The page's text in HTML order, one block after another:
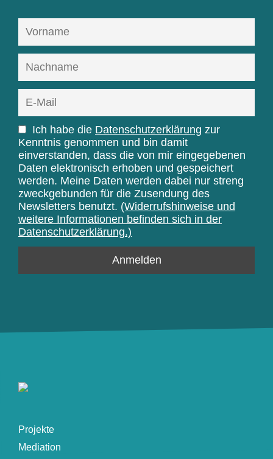
Ich habe die Datenschutzerklärung zur
Kenntnis genommen und bin damit
einverstanden, dass die von mir eingegebenen
Daten elektronisch erhoben und gespeichert
werden. Meine Daten werden dabei nur streng
zweckgebunden für die Zusendung des
Newsletters benutzt. (Widerrufshinweise und
weitere Informationen befinden sich in der
Datenschutzerklärung.)
Projekte
Mediation